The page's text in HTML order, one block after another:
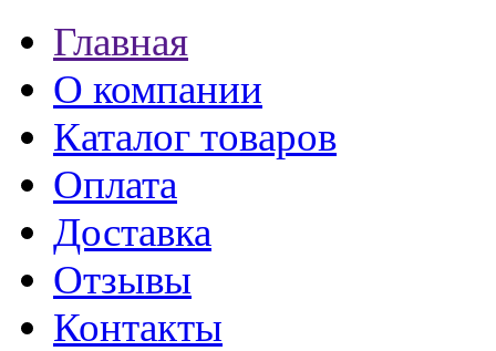
Главная
О компании
Каталог товаров
Оплата
Доставка
Отзывы
Контакты